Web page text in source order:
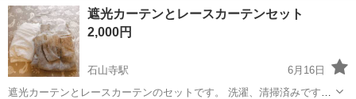
遮光カーテンとレースカーテンセット
2,000円
石山寺駅
6月16日
遮光カーテンとレースカーテンのセットです。 洗濯、清掃済みです。